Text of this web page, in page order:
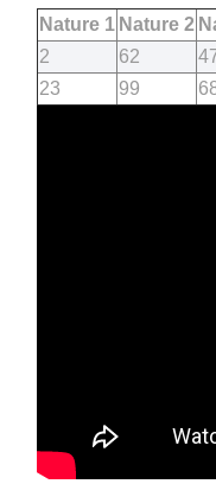
Nature 1 Nature 2
2
62
23
99